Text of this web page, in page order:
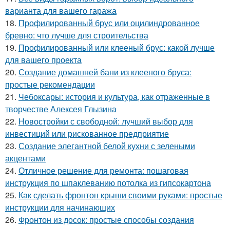
варианта для вашего гаража
18. Профилированный брус или оцилиндрованное
бревно: что лучше для строительства
19. Профилированный или клееный брус: какой лучше
для вашего проекта
20. Создание домашней бани из клееного бруса:
простые рекомендации
21. Чебоксары: история и культура, как отраженные в
творчестве Алексея Глызина
22. Новостройки с свободной: лучший выбор для
инвестиций или рискованное предприятие
23. Создание элегантной белой кухни с зелеными
акцентами
24. Отличное решение для ремонта: пошаговая
инструкция по шпаклеванию потолка из гипсокартона
25. Как сделать фронтон крыши своими руками: простые
инструкции для начинающих
26. Фронтон из досок: простые способы создания